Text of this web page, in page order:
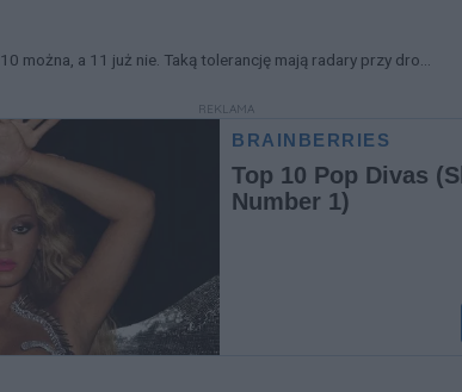
10 można, a 11 już nie. Taką tolerancję mają radary przy dro...
REKLAMA